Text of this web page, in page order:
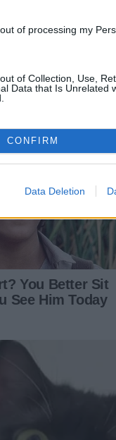
of processing my
of Collection, Use,
Data that Is Unrelated
CONFIRM
Data Deletion